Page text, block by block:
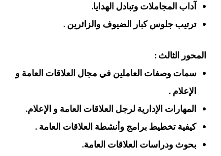
آداب المجاملات وتبادل الهدايا.
ترتيب جلوس كبار الضيوف والزائرين .
المحور الثالث :
سمات وصفات العاملين في مجال العلاقات العامة و
الإعلام .
المهارات الإدارية لرجل العلاقات العامة و الإعلام.
كيفية تخطيط برامج وأنشطة العلاقات العامة .
بحوث ودراسات العلاقات العامة.